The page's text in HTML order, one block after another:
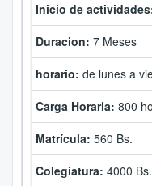
Inicio de
Duracion: 7 Meses
horario: de lunes a
Carga Horaria: 800
Matrícula: 560 Bs.
Colegiatura: 4000 Bs.